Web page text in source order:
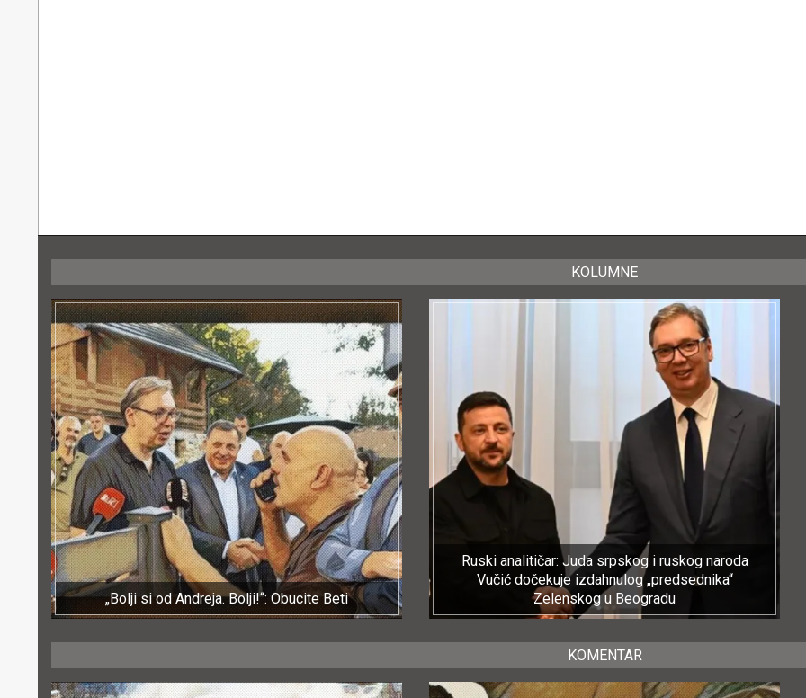
KOLUMNE
„Bolji si od Andreja. Bolji!“: Obucite Beti
Ruski analitičar: Juda srpskog i ruskog naroda
Vučić dočekuje izdahnulog „predsednika“
Zelenskog u Beogradu
KOMENTAR